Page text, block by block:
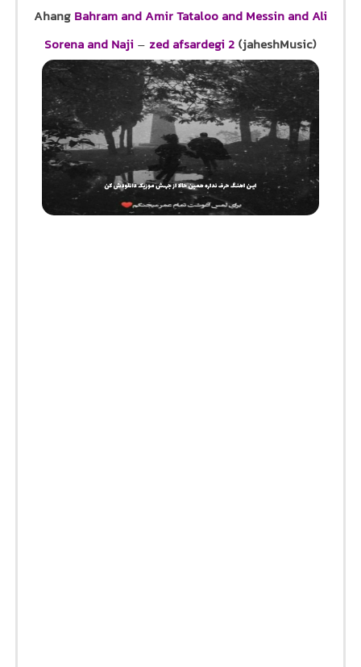
Ahang Bahram and Amir Tataloo and Messin and Ali
Sorena and Naji – zed afsardegi 2 (jaheshMusic)